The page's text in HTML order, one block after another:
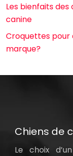
Les bienfaits
canine
Croquettes pour
marque?
Chiens de
Le choix